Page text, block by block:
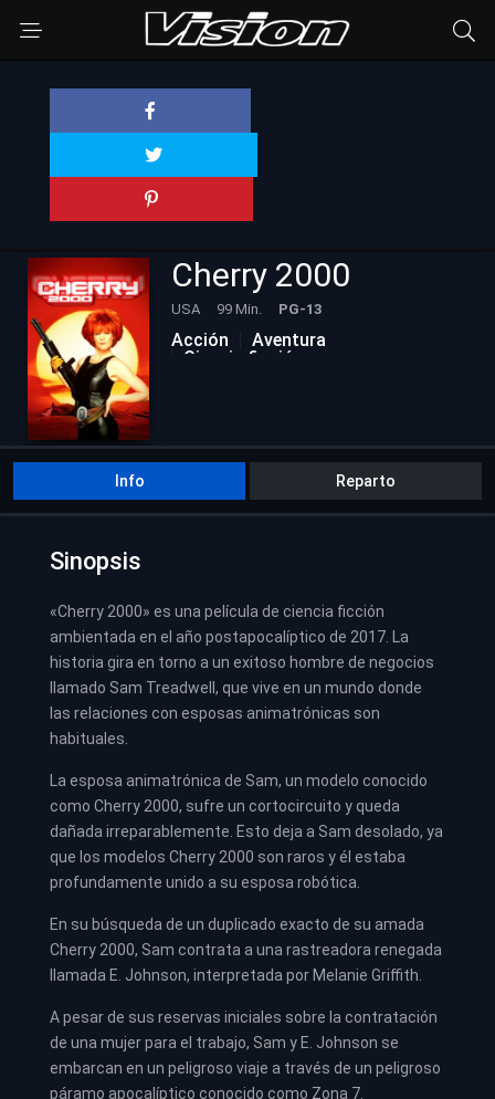
Cherry 2000
USA 99 Min. PG-13
Acción
Aventura
Ciencia ficción
Info Reparto
Sinopsis
«Cherry 2000» es una película de ciencia ficción
ambientada en el año postapocalíptico de 2017. La
historia gira en torno a un exitoso hombre de negocios
llamado Sam Treadwell, que vive en un mundo donde
las relaciones con esposas animatrónicas son
habituales.
La esposa animatrónica de Sam, un modelo conocido
como Cherry 2000, sufre un cortocircuito y queda
dañada irreparablemente. Esto deja a Sam desolado, ya
que los modelos Cherry 2000 son raros y él estaba
profundamente unido a su esposa robótica.
En su búsqueda de un duplicado exacto de su amada
Cherry 2000, Sam contrata a una rastreadora renegada
llamada E. Johnson, interpretada por Melanie Griffith.
A pesar de sus reservas iniciales sobre la contratación
de una mujer para el trabajo, Sam y E. Johnson se
embarcan en un peligroso viaje a través de un peligroso
páramo apocalíptico conocido como Zona 7.